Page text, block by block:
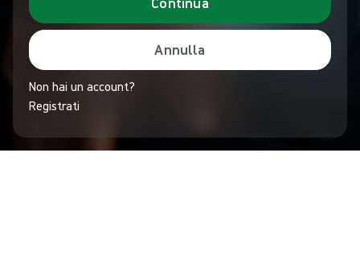
Annulla
Non hai un account?
Registrati